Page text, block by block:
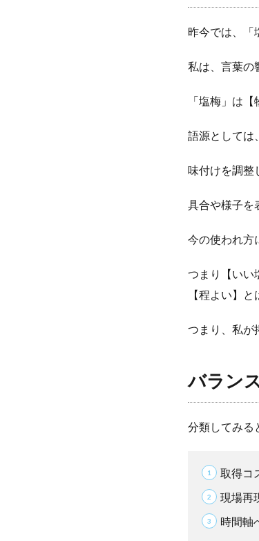
昨今では、「
私は、言葉の
「塩梅」は
語源としては
味付けを調整
具合や様子を
今の使われ方
つまり【いい
【程よい】
つまり、私が
バラン
分類してみる
取得コ
現場再
時間軸